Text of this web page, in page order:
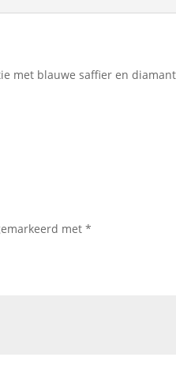
met blauwe saffier en
met*